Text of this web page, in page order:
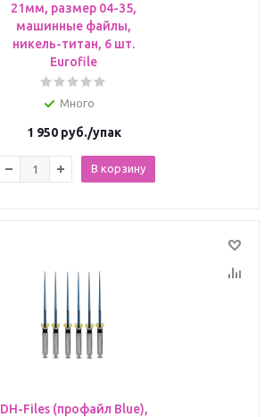
21мм, размер 04-35,
машинные файлы,
никель-титан, 6 шт.
Eurofile
Много
1 950руб./упак
В корзину
DH-Files (профайл Blue),